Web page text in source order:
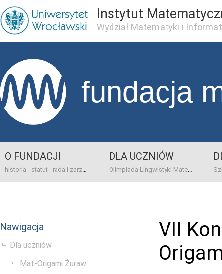
Instytut
Wydział Matematyki i
fundacja
O FUNDACJI
historia statut rada i zarząd dane bankowo-adresowe kontakt
DLA UCZNIÓW
Olimpiada Lingwistyki Matematycznej
Nawigacja
Dla uczniów
Mat-Origami Żuraw
VII